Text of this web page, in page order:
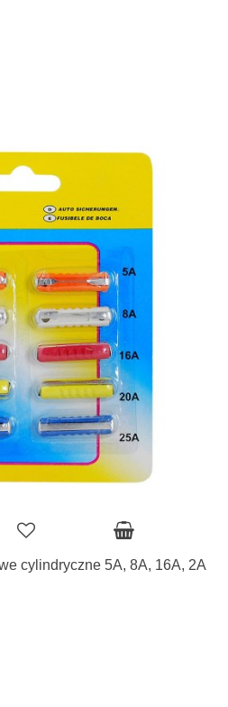
cylindryczne 5A, 8A, 16A, 2A